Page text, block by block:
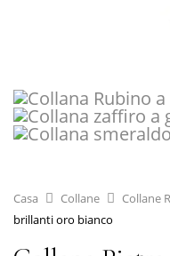
Casa Collane Collane
brillanti oro bianco